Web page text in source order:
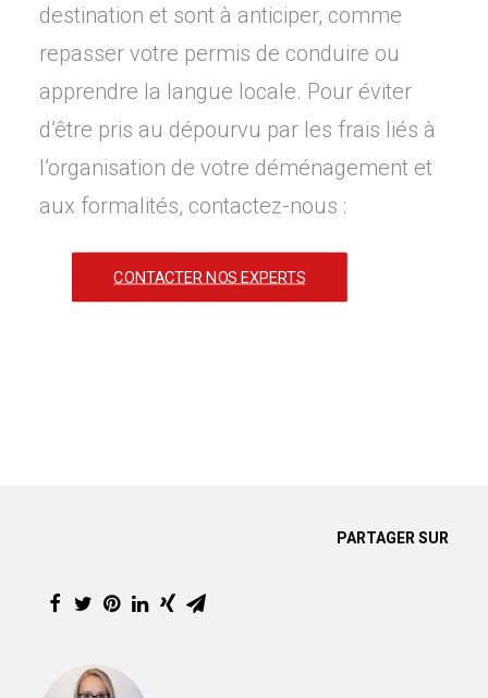
destination et sont à anticiper, comme
repasser votre permis de conduire ou
apprendre la langue locale. Pour éviter
d’être pris au dépourvu par les frais liés à
l’organisation de votre déménagement et
aux formalités, contactez-nous :
CONTACTER NOS EXPERTS
PARTAGER SUR